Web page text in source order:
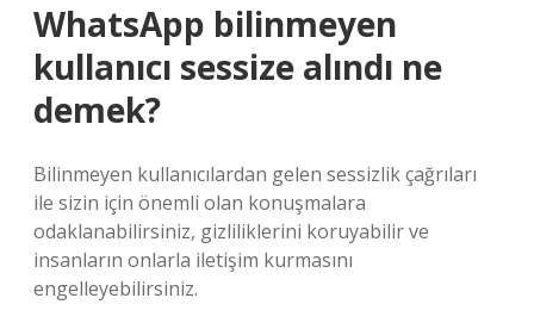
WhatsApp bilinmeyen
kullanıcı sessize alındı ne
demek?
Bilinmeyen kullanıcılardan gelen sessizlik çağrıları
ile sizin için önemli olan konuşmalara
odaklanabilirsiniz, gizliliklerini koruyabilir ve
insanların onlarla iletişim kurmasını
engelleyebilirsiniz.